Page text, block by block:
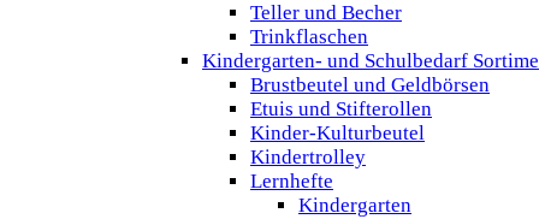
Teller und Becher
Trinkflaschen
Kindergarten- und Schulbedarf
Brustbeutel und Geldbörsen
Etuis und Stifterollen
Kinder-Kulturbeutel
Kindertrolley
Lernhefte
Kindergarten